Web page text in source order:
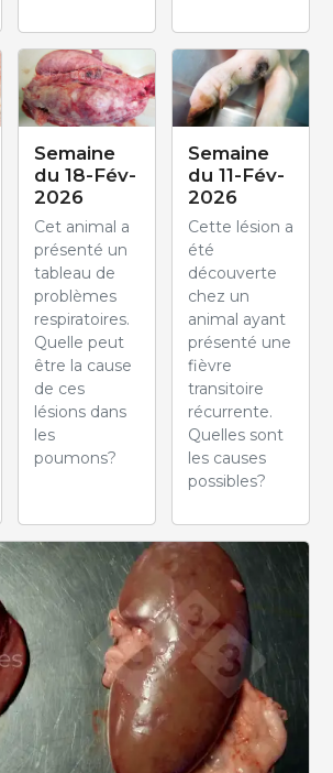
Semaine
du 18-Fév-
2026
Cet animal a
présenté un
tableau de
problèmes
respiratoires.
Quelle peut
être la cause
de ces
lésions dans
les
poumons?
Semaine
du 11-Fév-
2026
Cette lésion a
été
découverte
chez un
animal ayant
présenté une
fièvre
transitoire
récurrente.
Quelles sont
les causes
possibles?